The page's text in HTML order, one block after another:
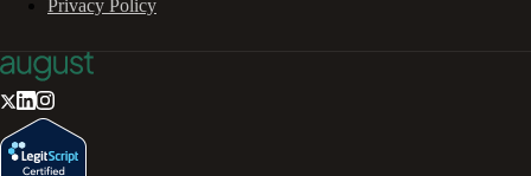
Privacy Policy